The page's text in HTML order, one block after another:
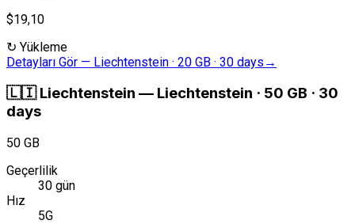
$19,10
↻ Yükleme
Detayları Gör — Liechtenstein · 20 GB · 30 days →
🇱🇮 Liechtenstein — Liechtenstein · 50 GB · 30
days
50 GB
Geçerlilik
30 gün
Hız
5G